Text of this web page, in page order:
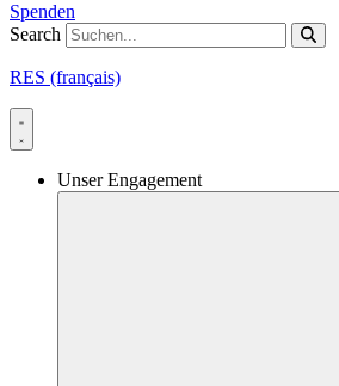
Spenden
Search
RES (français)
Unser Engagement